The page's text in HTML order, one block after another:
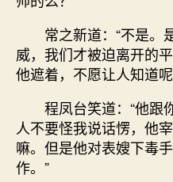
常之新道：“不是。
威，我们才被迫离开的
他遮着，不愿让人知道
程凤台笑道：“他跟
人不要怪我说话愣，他
嘛。但是他对表嫂下毒
作。”